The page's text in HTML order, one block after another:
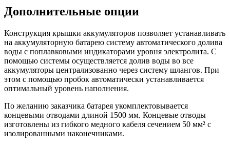
Дополнительные опции
Конструкция крышки аккумуляторов позволяет устанавливать
на аккумуляторную батарею систему автоматического долива
воды с поплавковыми индикаторами уровня электролита. С
помощью системы осуществляется долив воды во все
аккумуляторы централизованно через систему шлангов. При
этом с помощью пробок автоматически устанавливается
оптимальный уровень наполнения.
По желанию заказчика батарея укомплектовывается
концевыми отводами длиной 1500 мм. Концевые отводы
изготовлены из гибкого медного кабеля сечением 50 мм² с
изолированными наконечниками.